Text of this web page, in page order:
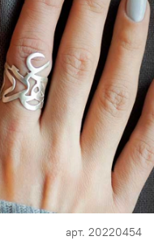
арт. 20220454